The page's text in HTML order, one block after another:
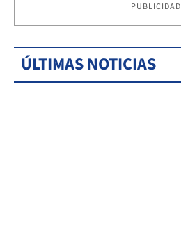
PUBLICIDAD
ÚLTIMAS NOTICIAS